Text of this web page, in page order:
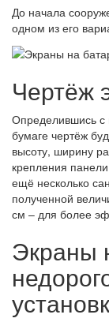
До начала
одном из его
Чертёж
Определившись с
бумаге чертёж
высоту, ширину
крепления
ещё несколько
полученной
см – для более
Экраны